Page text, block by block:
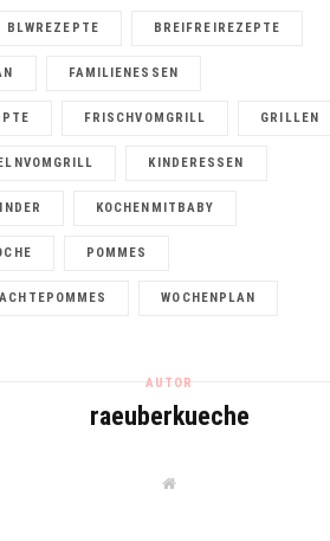
BLWREZEPTE BREIFREIREZEPTE
FAMILIENESSEN
FRISCHVOMGRILL GRILLEN
KINDERESSEN
KOCHENMITBABY
POMMES
WOCHENPLAN
AUTOR
raeuberkueche
W